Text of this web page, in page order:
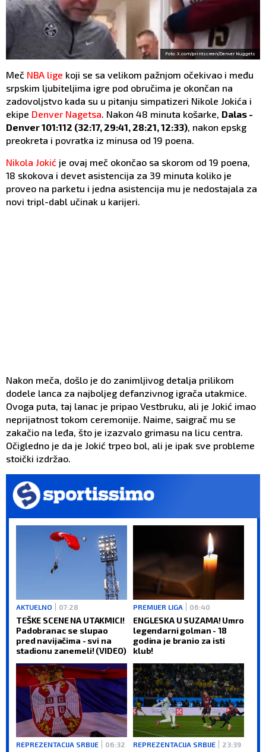
Foto: X.com/printscreen/Denver Nuggets
Meč NBA lige koji se sa velikom pažnjom očekivao i među
srpskim ljubiteljima igre pod obručima je okončan na
zadovoljstvo kada su u pitanju simpatizeri Nikole Jokića i
ekipe Denver Nagetsa. Nakon 48 minuta košarke, Dalas -
Denver 101:112 (32:17, 29:41, 28:21, 12:33), nakon epskg
preokreta i povratka iz minusa od 19 poena.
Nikola Jokić je ovaj meč okončao sa skorom od 19 poena,
18 skokova i devet asistencija za 39 minuta koliko je
proveo na parketu i jedna asistencija mu je nedostajala za
novi tripl-dabl učinak u karijeri.
Nakon meča, došlo je do zanimljivog detalja prilikom
dodele lanca za najboljeg defanzivnog igrača utakmice.
Ovoga puta, taj lanac je pripao Vestbruku, ali je Jokić imao
neprijatnost tokom ceremonije. Naime, saigrač mu se
zakačio na leđa, što je izazvalo grimasu na licu centra.
Očigledno je da je Jokić trpeo bol, ali je ipak sve probleme
stoički izdržao.
AKTUELNO 07:28
TEŠKE SCENE NA UTAKMICI!
Padobranac se slupao
pred navijačima - svi na
stadionu zanemeli! (VIDEO)
PREMIJER LIGA 06:40
ENGLESKA U SUZAMA! Umro
legendarni golman - 18
godina je branio za isti
klub!
REPREZENTACIJA SRBIJE 06:32 REPREZENTACIJA SRBIJE 23:39